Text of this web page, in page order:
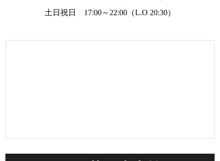
土日祝日 17:00～22:00（L.O 20:30）